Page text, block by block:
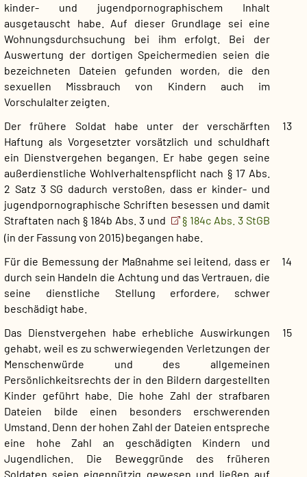
kinder- und jugendpornographischem Inhalt
ausgetauscht habe. Auf dieser Grundlage sei eine
Wohnungsdurchsuchung bei ihm erfolgt. Bei der
Auswertung der dortigen Speichermedien seien die
bezeichneten Dateien gefunden worden, die den
sexuellen Missbrauch von Kindern auch im
Vorschulalter zeigten.
13
Der frühere Soldat habe unter der verschärften
Haftung als Vorgesetzter vorsätzlich und schuldhaft
ein Dienstvergehen begangen. Er habe gegen seine
außerdienstliche Wohlverhaltenspflicht nach § 17 Abs.
2 Satz 3 SG dadurch verstoßen, dass er kinder- und
jugendpornographische Schriften besessen und damit
Straftaten nach § 184b Abs. 3 und
§ 184c Abs. 3 StGB
(in der Fassung von 2015) begangen habe.
14
Für die Bemessung der Maßnahme sei leitend, dass er
durch sein Handeln die Achtung und das Vertrauen, die
seine dienstliche Stellung erfordere, schwer
beschädigt habe.
15
Das Dienstvergehen habe erhebliche Auswirkungen
gehabt, weil es zu schwerwiegenden Verletzungen der
Menschenwürde und des allgemeinen
Persönlichkeitsrechts der in den Bildern dargestellten
Kinder geführt habe. Die hohe Zahl der strafbaren
Dateien bilde einen besonders erschwerenden
Umstand. Denn der hohen Zahl der Dateien entspreche
eine hohe Zahl an geschädigten Kindern und
Jugendlichen. Die Beweggründe des früheren
Soldaten seien eigennützig gewesen und ließen auf